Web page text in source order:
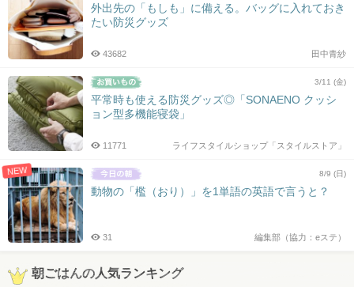
外出先の「もしも」に備える。バッグに入れておき
たい防災グッズ
田中青紗
43682
3/11 (金)
平常時も使える防災グッズ◎「SONAENO クッシ
ョン型多機能寝袋」
ライフスタイルショップ「スタイルストア」
11771
NEW 8/9 (日)
動物の「檻（おり）」を1単語の英語で言うと？
編集部（協力：eステ）
31
朝ごはんの人気ランキング